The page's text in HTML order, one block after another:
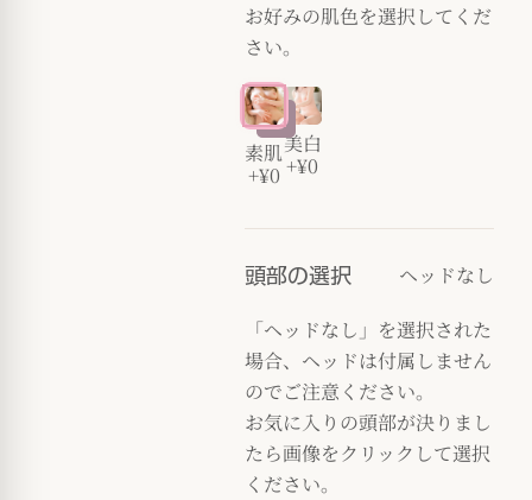
お好みの肌色を選択してくだ
さい。
素肌
+¥0
美白
+¥0
頭部の選択
ヘッドなし
「ヘッドなし」を選択された
場合、ヘッドは付属しません
のでご注意ください。
お気に入りの頭部が決りまし
たら画像をクリックして選択
ください。